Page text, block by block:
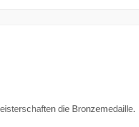
die Bronzemedaille.